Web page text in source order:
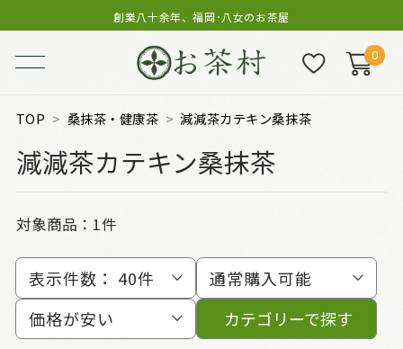
創業八十余年、福岡･八女のお茶屋
0
TOP 桑抹茶・健康茶 減減茶カテキン桑抹茶
減減茶カテキン桑抹茶
対象商品： 1件
表示件数： 40件
通常購入可能
価格が安い
カテゴリーで探す